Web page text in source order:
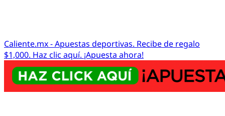
Caliente.mx - Apuestas deportivas. Recibe de regalo
$1,000. Haz clic aquí. ¡Apuesta ahora!